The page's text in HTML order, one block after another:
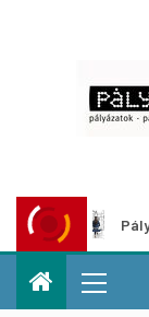
Pályázat a